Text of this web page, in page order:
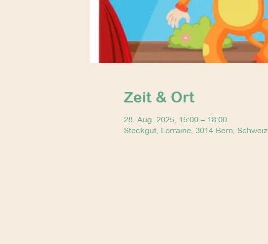
Zeit & Ort
28. Aug. 2025, 15:00 – 18:00
Steckgut, Lorraine, 3014 Bern, Schweiz